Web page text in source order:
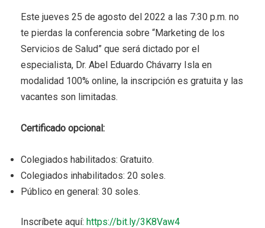
Este jueves 25 de agosto del 2022 a las 7:30 p.m. no
te pierdas la conferencia sobre “Marketing de los
Servicios de Salud” que será dictado por el
especialista, Dr. Abel Eduardo Chávarry Isla en
modalidad 100% online, la inscripción es gratuita y las
vacantes son limitadas.
Certificado opcional:
Colegiados habilitados: Gratuito.
Colegiados inhabilitados: 20 soles.
Público en general: 30 soles.
Inscríbete aquí: https://bit.ly/3K8Vaw4